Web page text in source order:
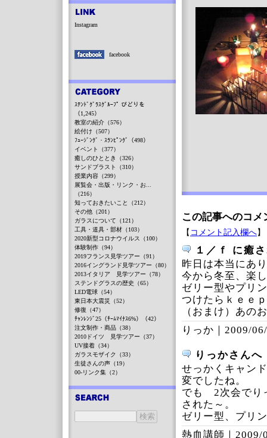
この記事へのコメ
【 コメント記入欄へ】
１／ｆ に癒
昨日は本当にあ
今から冬至、楽
ゼリー型やプリ
つけたらｋｅｅ
（おまけ）あの
りっか｜ 2009/
りっかさんへ
せっかくキャン
変でしたね。
でも 2次会でり
された～。
ゼリー型、プリ
熱血講師｜ 2009/
Instagram
facebook
ｽﾃﾝﾄﾞｸﾞﾗｽｸﾞﾙｰﾌﾟ びどりを
（1,245）
教室の紹介（576）
絵付け（507）
ﾌｭｰｼﾞﾝｸﾞ・ｽﾗﾝﾋﾟﾝｸﾞ（498）
イベント（377）
癒しのひととき（326）
サンドブラスト（310）
授業内容（299）
展覧会・出版・リンク・お...
（216）
知っておきたいこと（212）
その他（201）
ガラスについて（121）
工具・道具・部材（103）
2020新型コロナウイルス（100）
体験制作（94）
2019フランス見学ツアー（91）
2016イングランド見学ツアー（80）
2013イタリア 見学ツアー（78）
ステンドグラスの歴史（65）
LED電球（54）
東日本大震災（52）
修復（47）
ﾁｬﾝﾚﾝｼﾞ25（ﾁｰﾑﾏｲﾅｽ6%）（42）
注文制作・商品（38）
2010ドイツ 見学ツアー（37）
UV接着（34）
ガラスモザイク（33）
生徒さんの声（19）
00-リンク集（2）